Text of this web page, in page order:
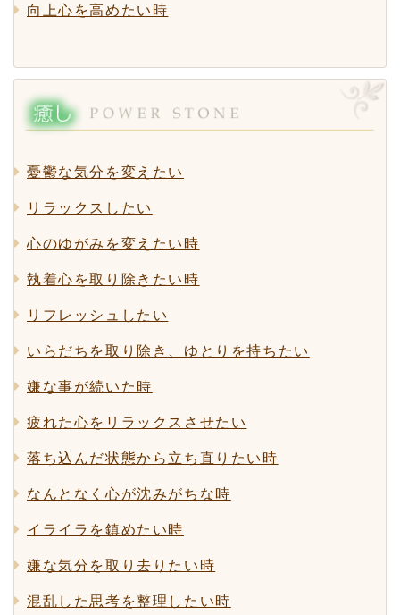
向上心を高めたい時
憂鬱な気分を変えたい
リラックスしたい
心のゆがみを変えたい時
執着心を取り除きたい時
リフレッシュしたい
いらだちを取り除き、ゆとりを持ちたい
嫌な事が続いた時
疲れた心をリラックスさせたい
落ち込んだ状態から立ち直りたい時
なんとなく心が沈みがちな時
イライラを鎮めたい時
嫌な気分を取り去りたい時
混乱した思考を整理したい時